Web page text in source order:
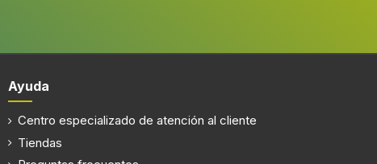
Ayuda
Centro especializado de atención al cliente
Tiendas